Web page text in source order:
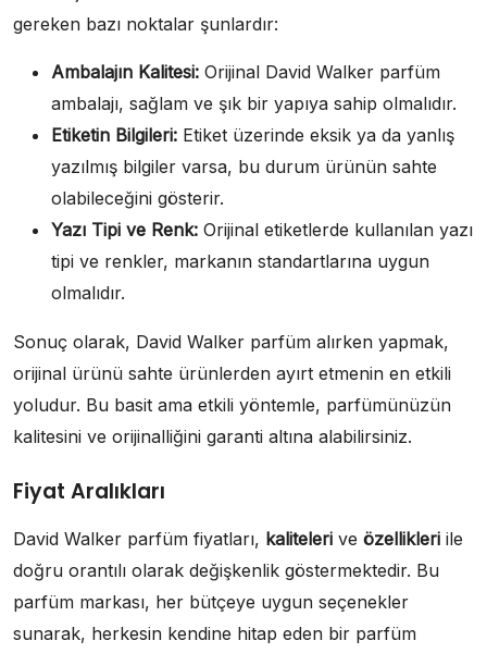
gereken bazı noktalar şunlardır:
Ambalajın Kalitesi: Orijinal David Walker parfüm
ambalajı, sağlam ve şık bir yapıya sahip olmalıdır.
Etiketin Bilgileri: Etiket üzerinde eksik ya da yanlış
yazılmış bilgiler varsa, bu durum ürünün sahte
olabileceğini gösterir.
Yazı Tipi ve Renk: Orijinal etiketlerde kullanılan yazı
tipi ve renkler, markanın standartlarına uygun
olmalıdır.
Sonuç olarak, David Walker parfüm alırken yapmak,
orijinal ürünü sahte ürünlerden ayırt etmenin en etkili
yoludur. Bu basit ama etkili yöntemle, parfümünüzün
kalitesini ve orijinalliğini garanti altına alabilirsiniz.
Fiyat Aralıkları
David Walker parfüm fiyatları, kaliteleri ve özellikleri ile
doğru orantılı olarak değişkenlik göstermektedir. Bu
parfüm markası, her bütçeye uygun seçenekler
sunarak, herkesin kendine hitap eden bir parfüm